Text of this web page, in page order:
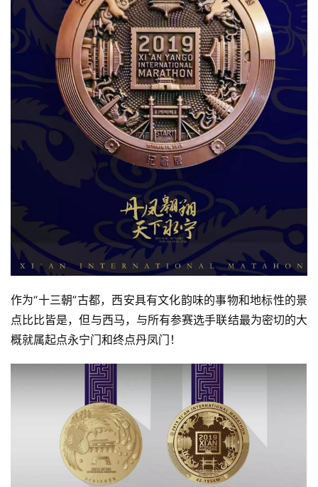
作为“十三朝”古都，西安具有文化韵味的事物和地标性的景
点比比皆是，但与西马，与所有参赛选手联结最为密切的大
概就属起点永宁门和终点丹凤门！